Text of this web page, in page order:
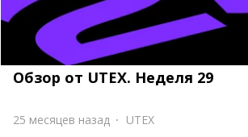
Обзор от UTEX. Неделя 29
25 месяцев назад UTEX